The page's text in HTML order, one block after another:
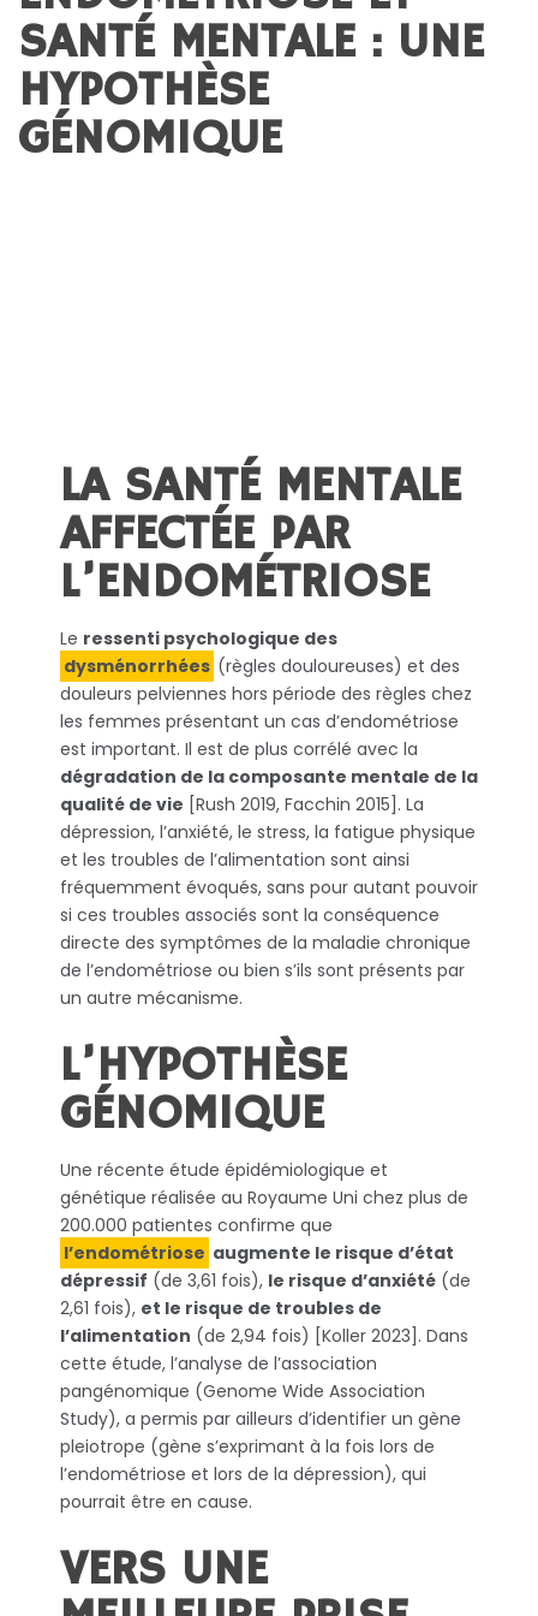
SANTÉ MENTALE : UNE
HYPOTHÈSE
GÉNOMIQUE
LA SANTÉ MENTALE
AFFECTÉE PAR
L’ENDOMÉTRIOSE
Le ressenti psychologique des
dysménorrhées (règles douloureuses) et des
douleurs pelviennes hors période des règles chez
les femmes présentant un cas d’endométriose
est important. Il est de plus corrélé avec la
dégradation de la composante mentale de la
qualité de vie [Rush 2019, Facchin 2015]. La
dépression, l’anxiété, le stress, la fatigue physique
et les troubles de l’alimentation sont ainsi
fréquemment évoqués, sans pour autant pouvoir
si ces troubles associés sont la conséquence
directe des symptômes de la maladie chronique
de l’endométriose ou bien s’ils sont présents par
un autre mécanisme.
L’HYPOTHÈSE
GÉNOMIQUE
Une récente étude épidémiologique et
génétique réalisée au Royaume Uni chez plus de
200.000 patientes confirme que
l’endométriose augmente le risque d’état
dépressif (de 3,61 fois), le risque d’anxiété (de
2,61 fois), et le risque de troubles de
l’alimentation (de 2,94 fois) [Koller 2023]. Dans
cette étude, l’analyse de l’association
pangénomique (Genome Wide Association
Study), a permis par ailleurs d’identifier un gène
pleiotrope (gène s’exprimant à la fois lors de
l’endométriose et lors de la dépression), qui
pourrait être en cause.
VERS UNE